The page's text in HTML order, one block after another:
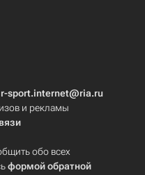
r-sport.internet@ria.ru
и рекламы
обо всех
формой обратной